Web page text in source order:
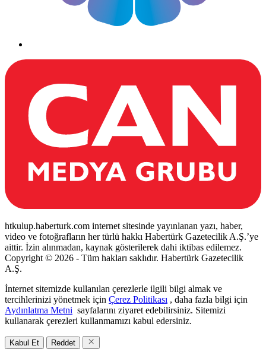
htkulup.haberturk.com internet sitesinde yayınlanan yazı, haber,
video ve fotoğrafların her türlü hakkı Habertürk Gazetecilik A.Ş.’ye
aittir. İzin alınmadan, kaynak gösterilerek dahi iktibas edilemez.
Copyright © 2026 - Tüm hakları saklıdır. Habertürk Gazetecilik
A.Ş.
İnternet sitemizde kullanılan çerezlerle ilgili bilgi almak ve
tercihlerinizi yönetmek için Çerez Politikası , daha fazla bilgi için
Aydınlatma Metni sayfalarını ziyaret edebilirsiniz. Sitemizi
kullanarak çerezleri kullanmamızı kabul edersiniz.
Kabul Et Reddet